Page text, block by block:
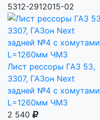
5312-2912015-02
Лист рессоры ГАЗ 53,
3307, ГАЗон Next
задней №4 с хомутами
L=1260мм ЧМЗ
2 540